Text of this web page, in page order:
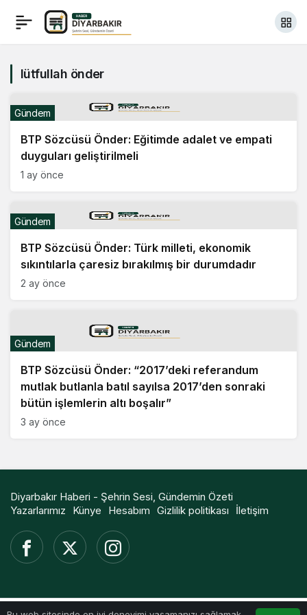
lütfullah önder
BTP Sözcüsü Önder: Eğitimde adalet ve empati
duyguları geliştirilmeli
Gündem
1 ay önce
BTP Sözcüsü Önder: Türk milleti, ekonomik
sıkıntılarla çaresiz bırakılmış bir durumdadır
Gündem
2 ay önce
BTP Sözcüsü Önder: “2017’deki referandum
mutlak butlanla batıl sayılsa 2017’den sonraki
bütün işlemlerin altı boşalır”
Gündem
3 ay önce
Diyarbakır Haberi - Şehrin Sesi, Gündemin Özeti
Yazarlarımız
Künye Hesabım Gizlilik politikası İletişim